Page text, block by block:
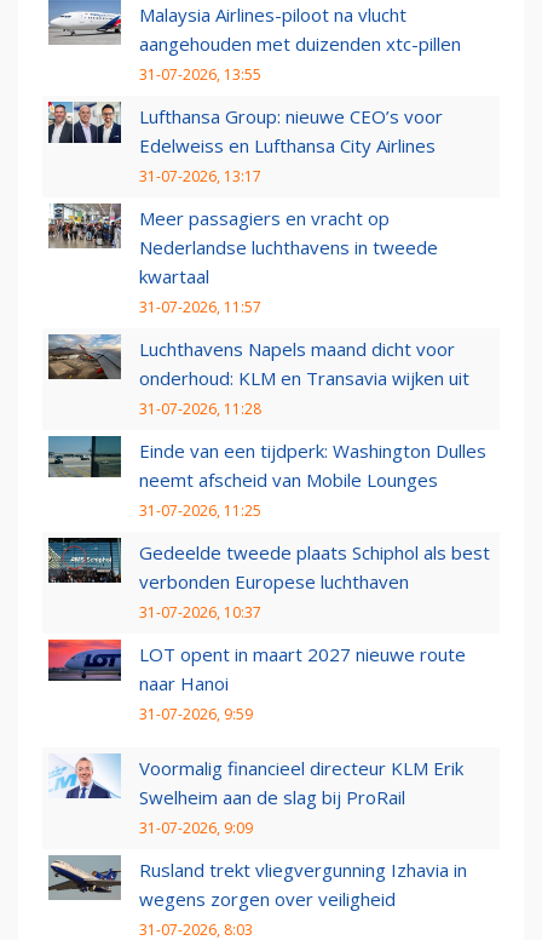
Malaysia Airlines-piloot na vlucht
aangehouden met duizenden xtc-pillen
31-07-2026, 13:55
Lufthansa Group: nieuwe CEO’s voor
Edelweiss en Lufthansa City Airlines
31-07-2026, 13:17
Meer passagiers en vracht op
Nederlandse luchthavens in tweede
kwartaal
31-07-2026, 11:57
Luchthavens Napels maand dicht voor
onderhoud: KLM en Transavia wijken uit
31-07-2026, 11:28
Einde van een tijdperk: Washington Dulles
neemt afscheid van Mobile Lounges
31-07-2026, 11:25
Gedeelde tweede plaats Schiphol als best
verbonden Europese luchthaven
31-07-2026, 10:37
LOT opent in maart 2027 nieuwe route
naar Hanoi
31-07-2026, 9:59
Voormalig financieel directeur KLM Erik
Swelheim aan de slag bij ProRail
31-07-2026, 9:09
Rusland trekt vliegvergunning Izhavia in
wegens zorgen over veiligheid
31-07-2026, 8:03